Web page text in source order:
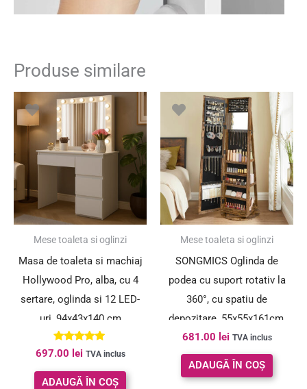
Produse similare
Mese toaleta si oglinzi
Masa de toaleta si machiaj
Hollywood Pro, alba, cu 4
sertare, oglinda si 12 LED-
uri, 94x43x140 cm
Evaluat la
4.77
din 5
697.00 lei TVA inclus
ADAUGĂ ÎN COȘ
Mese toaleta si oglinzi
SONGMICS Oglinda de
podea cu suport rotativ la
360°, cu spatiu de
depozitare, 55x55x161cm,
maro rustic
681.00 lei TVA inclus
ADAUGĂ ÎN COȘ